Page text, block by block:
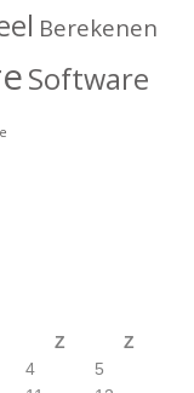
Berekenen
Software
Z
Z
4
5